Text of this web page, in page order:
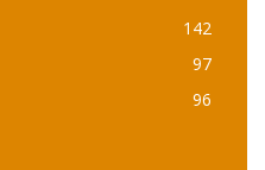
142
97
96